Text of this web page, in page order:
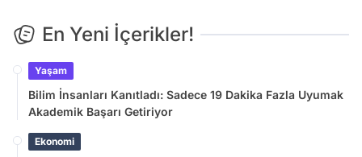
En Yeni İçerikler!
Yaşam
Bilim İnsanları Kanıtladı: Sadece 19 Dakika Fazla Uyumak
Akademik Başarı Getiriyor
Ekonomi